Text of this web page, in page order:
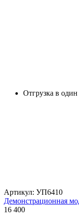
Отгрузка в один
Артикул: УП6410
Демонстрационная
16 400